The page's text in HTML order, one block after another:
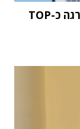
מחקר STKI השנתי: וואן טכנולוגיות דורגה כ-TOP